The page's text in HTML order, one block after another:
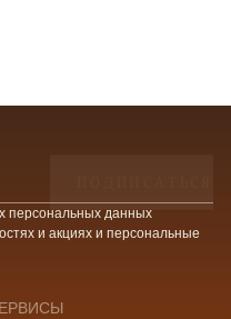
персональных данных
и акциях и персональные